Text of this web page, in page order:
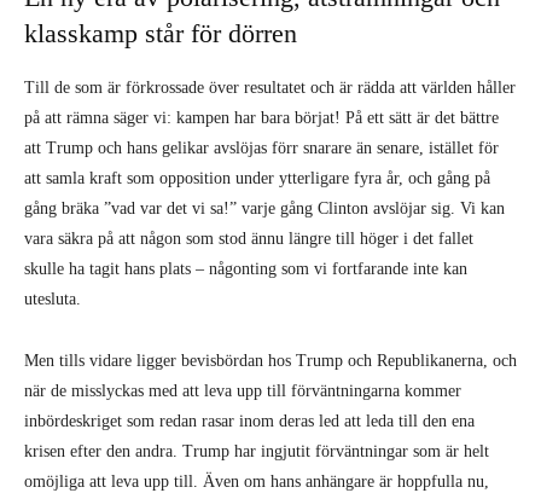
skulle ha tagit hans plats – någonting som vi fortfarande inte kan
Men tills vidare ligger bevisbördan hos Trump och Republikanerna, och
när de misslyckas med att leva upp till förväntningarna kommer
inbördeskriget som redan rasar inom deras led att leda till den ena
krisen efter den andra. Trump har ingjutit förväntningar som är helt
omöjliga att leva upp till. Även om hans anhängare är hoppfulla nu,
kommer de förr eller senare att vända sig emot honom. Ilskan, som
ännu inte funnit ett sammanhängande utlopp för arbetarklassen,
för arbetare i vilken form det än må ta till en början.
Liberaler och många på vänsterkanten kommer att skylla nederlaget på
arbetarklassens påstådda okunnighet. De kommer att springa runt som
yra höns, utropa att himlen faller ner, och att allt rör sig långt åt höger,